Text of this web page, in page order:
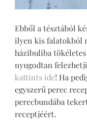
Ebből a tésztából
ilyen kis falatokból
házibuliba
nyugodtan
kattints ide! Ha
egyszerű perec
perecbundába
receptjéért.